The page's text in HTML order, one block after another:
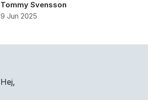
Tommy Svensson
9 Jun 2025
Hej,